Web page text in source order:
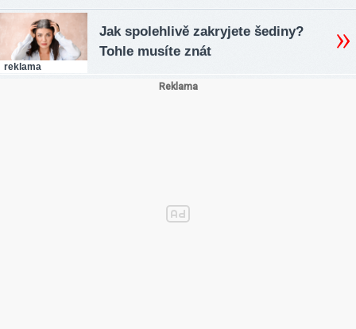
reklama
Jak spolehlivě zakryjete šediny?
Tohle musíte znát